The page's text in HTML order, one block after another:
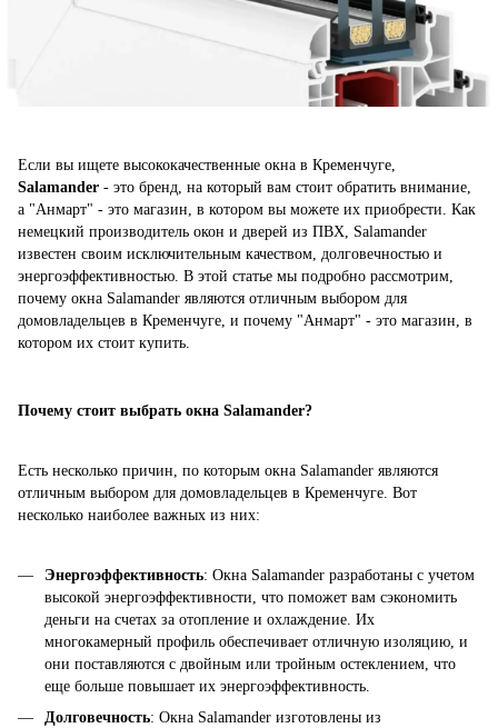
Если вы ищете высококачественные окна в Кременчуге,
Salamander - это бренд, на который вам стоит обратить внимание,
а "Анмарт" - это магазин, в котором вы можете их приобрести. Как
немецкий производитель окон и дверей из ПВХ, Salamander
известен своим исключительным качеством, долговечностью и
энергоэффективностью. В этой статье мы подробно рассмотрим,
почему окна Salamander являются отличным выбором для
домовладельцев в Кременчуге, и почему "Анмарт" - это магазин, в
котором их стоит купить.
Почему стоит выбрать окна Salamander?
Есть несколько причин, по которым окна Salamander являются
отличным выбором для домовладельцев в Кременчуге. Вот
несколько наиболее важных из них:
Энергоэффективность: Окна Salamander разработаны с учетом
высокой энергоэффективности, что поможет вам сэкономить
деньги на счетах за отопление и охлаждение. Их
многокамерный профиль обеспечивает отличную изоляцию, и
они поставляются с двойным или тройным остеклением, что
еще больше повышает их энергоэффективность.
Долговечность: Окна Salamander изготовлены из